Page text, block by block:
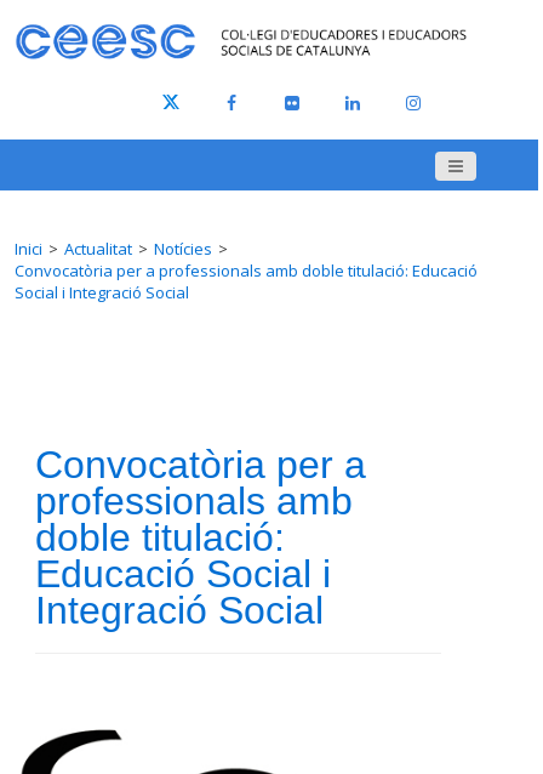
Inici Actualitat
Notícies
Convocatòria per a professionals amb doble titulació: Educació
Social i Integració Social
Convocatòria per a
professionals amb
doble titulació:
Educació Social i
Integració Social